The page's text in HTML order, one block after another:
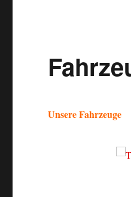
Unsere Fahrzeuge